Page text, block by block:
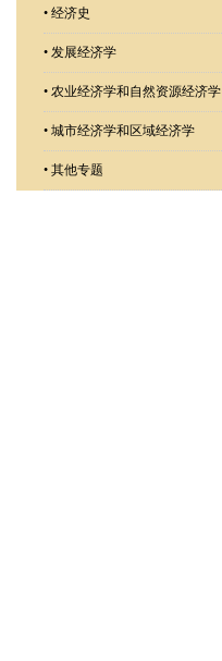
• 经济史
• 发展经济学
• 农业经济学和自然资源经济学
• 城市经济学和区域经济学
• 其他专题